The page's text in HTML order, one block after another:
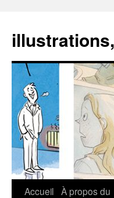
Aller
Accueil À propos du